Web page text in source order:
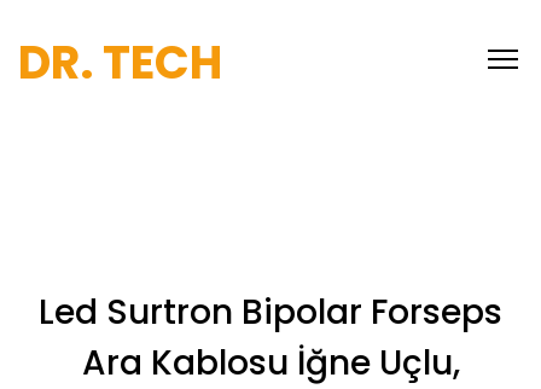
DR. TECH
Led Surtron Bipolar Forseps
Ara Kablosu İğne Uçlu,